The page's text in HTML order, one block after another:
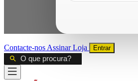
Contacte-nos AssinarLoja Entrar